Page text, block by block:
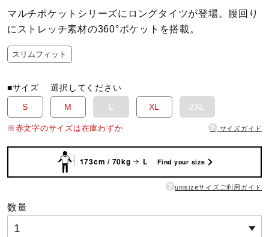
陸上競技
卓球
ソフトボール
柔道
マルチポケットシリーズにロングタイツが登場。腰回り
にストレッチ素材の360°ポケットを搭載。
スリムフィット
■サイズ選択してください
S
M L XL 2XL
※赤文字のサイズは在庫わずか ? サイズガイド
173cm / 70kg L Find your size
? unisizeサイズご利用ガイド
数量